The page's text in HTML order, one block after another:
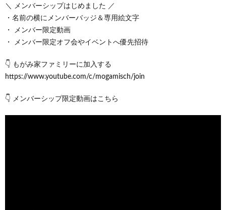
＼ メンバーシップはじめました ／
・名前の横にメンバーバッジ＆専用絵文字
・ メンバー限定動画
・ メンバー限定オフ会やイベントへ優先招待
👇 もがみ家ファミリーに加入する
https://www.youtube.com/c/mogamisch/join
👇 メンバーシップ限定動画はこちら